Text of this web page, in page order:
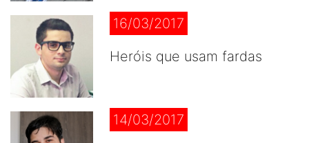
16/03/2017
Heróis que usam fardas
14/03/2017